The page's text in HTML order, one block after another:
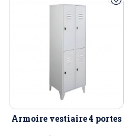
Armoire vestiaire 4 portes